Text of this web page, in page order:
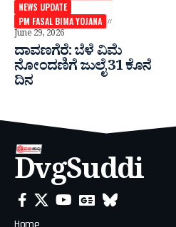
NEWS UPDATE
PM FASAL BIMA YOJANA
June 29, 2026
ದಾವಣಗೆರೆ: ಬೆಳೆ ವಿಮೆ
ನೋಂದಣಿಗೆ ಜುಲೈ 31 ಕೊನೆ
ದಿನ
DvgSuddi